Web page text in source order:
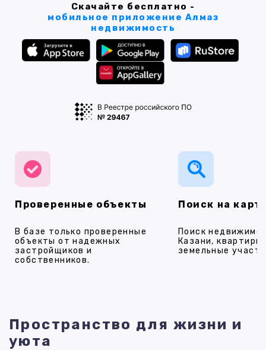
Скачайте бесплатно -
мобильное приложение Алмаз
недвижимость
Проверенные объекты
В базе только проверенные
объекты от надежных
застройщиков и
собственников.
Поиск на
Поиск
Казани,
земельные
Пространство для жизни и
уюта